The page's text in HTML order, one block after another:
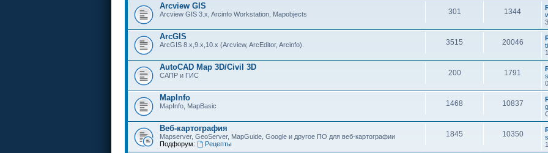
Arcview GIS
Arcview GIS 3.x, Arcinfo Workstation, Mapobjects 301 1344
ArcGIS
ArcGIS 8.x,9.x,10.x (Arcview, ArcEditor, Arcinfo). 3515 20046
AutoCAD Map 3D/Civil 3D
САПР и ГИС 200 1791
MapInfo
MapInfo, MapBasic 1468 10837
Веб-картография
Mapserver, GeoServer, MapGuide, Google и другое ПО для веб-картографии
Подфорум:
Рецепты
1845 10350